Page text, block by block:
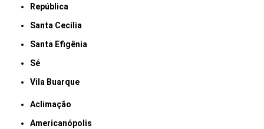
República
Santa Cecília
Santa Efigênia
Sé
Vila Buarque
Aclimação
Americanópolis